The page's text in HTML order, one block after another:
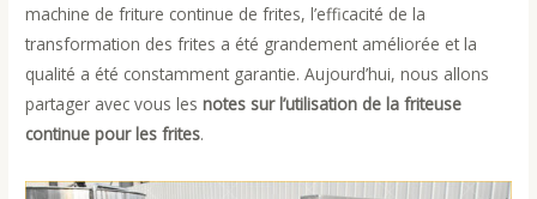
machine de friture continue de frites, l’efficacité de la
transformation des frites a été grandement améliorée et la
qualité a été constamment garantie. Aujourd’hui, nous allons
partager avec vous lesnotes sur l’utilisation de la friteuse
continue pour les frites.